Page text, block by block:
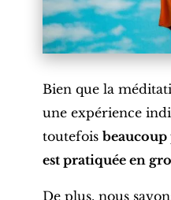
Bien que la
une expérience
toutefois beaucoup
est pratiquée en
De plus, nous